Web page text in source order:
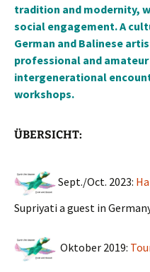
tradition and modernity,
social engagement. A
German and Balinese
professional and
intergenerational
workshops.
ÜBERSICHT:
Sept./Oct. 2023:
Supriyati a guest in
Oktober 2019: